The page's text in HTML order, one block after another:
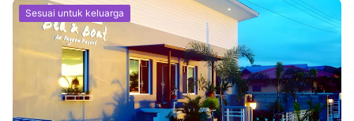
Sesuai untuk keluarga